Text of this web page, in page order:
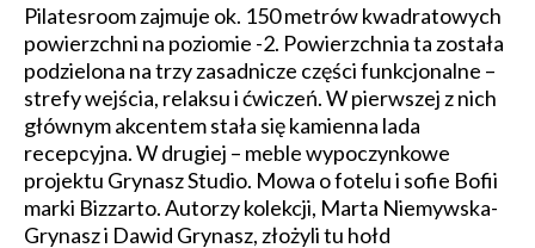
Pilatesroom zajmuje ok. 150 metrów kwadratowych
powierzchni na poziomie -2. Powierzchnia ta została
podzielona na trzy zasadnicze części funkcjonalne –
strefy wejścia, relaksu i ćwiczeń. W pierwszej z nich
głównym akcentem stała się kamienna lada
recepcyjna. W drugiej – meble wypoczynkowe
projektu Grynasz Studio. Mowa o fotelu i sofie Bofii
marki Bizzarto. Autorzy kolekcji, Marta Niemywska-
Grynasz i Dawid Grynasz, złożyli tu hołd